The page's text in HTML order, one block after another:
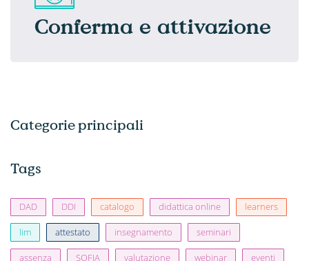
Conferma e attivazione
Categorie principali
Tags
DAD DDI catalogo didattica online learners
lim attestato insegnamento seminari
assenza SOFIA valutazione webinar eventi